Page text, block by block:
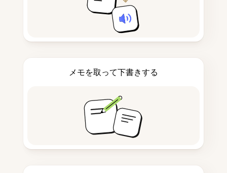
メモを取って下書きする